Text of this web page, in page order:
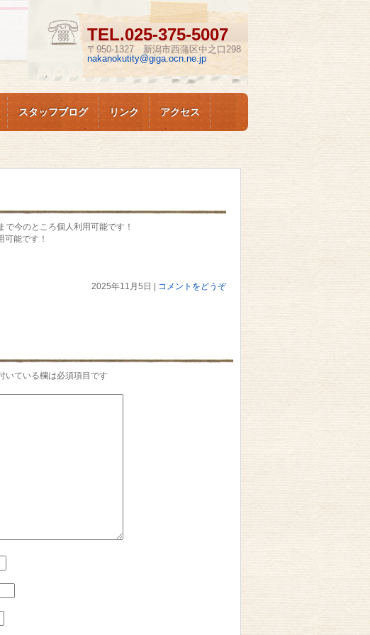
TEL.025-375-5007
〒950-1327 新潟市西蒲区中之口298
nakanokutity@giga.ocn.ne.jp
スタッフブログ リンク アクセス
今のところ個人利用可能です！
能です！
2025年11月5日
コメントをどうぞ
いている欄は必須項目です